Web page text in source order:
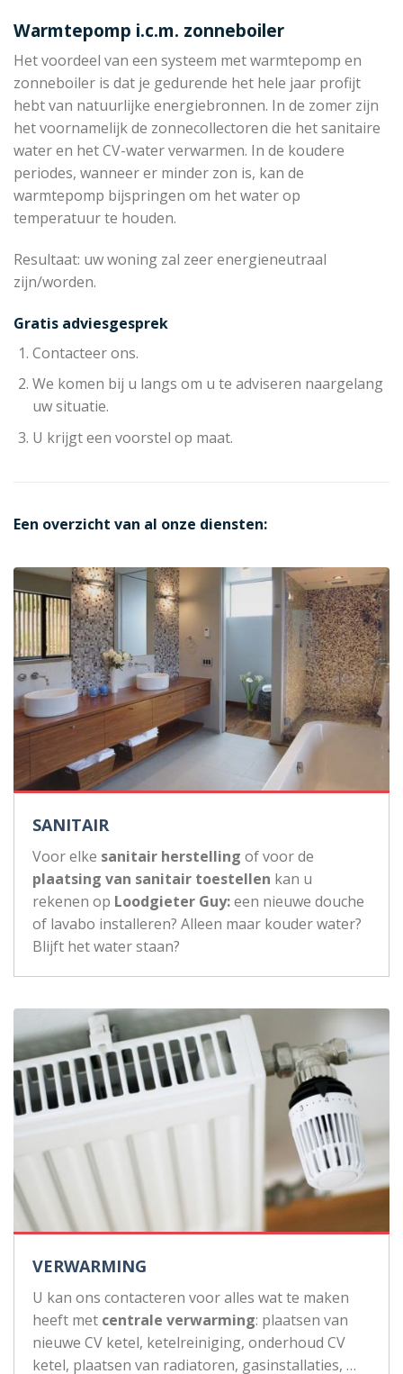
Warmtepomp i.c.m. zonneboiler
Het voordeel van een systeem met warmtepomp en
zonneboiler is dat je gedurende het hele jaar profijt
hebt van natuurlijke energiebronnen. In de zomer zijn
het voornamelijk de zonnecollectoren die het sanitaire
water en het CV-water verwarmen. In de koudere
periodes, wanneer er minder zon is, kan de
warmtepomp bijspringen om het water op
temperatuur te houden.
Resultaat: uw woning zal zeer energieneutraal
zijn/worden.
Gratis adviesgesprek
Contacteer ons.
We komen bij u langs om u te adviseren naargelang
uw situatie.
U krijgt een voorstel op maat.
Een overzicht van al onze diensten:
SANITAIR
Voor elke sanitair herstelling of voor de
plaatsing van sanitair toestellen kan u
rekenen op Loodgieter Guy:een nieuwe douche
of lavabo installeren? Alleen maar kouder water?
Blijft het water staan?
VERWARMING
U kan ons contacteren voor alles wat te maken
heeft met centrale verwarming: plaatsen van
nieuwe CV ketel, ketelreiniging, onderhoud CV
ketel, plaatsen van radiatoren, gasinstallaties, …